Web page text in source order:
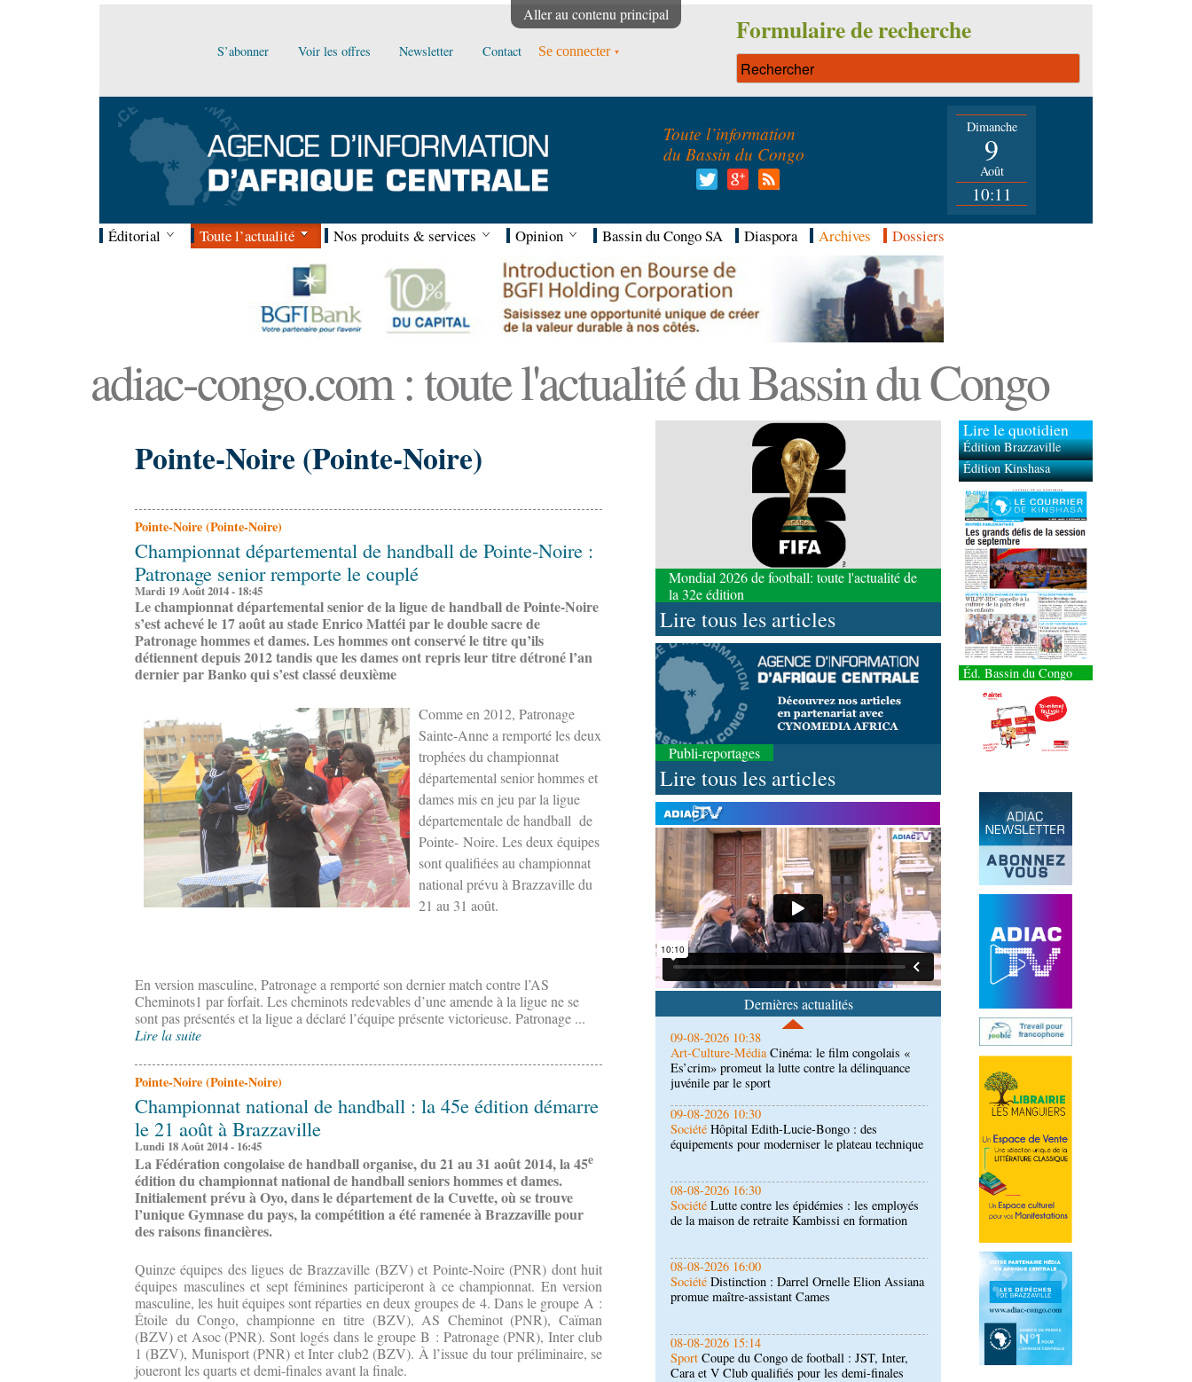
Aller au contenu principal
S’abonner Voir les offres Newsletter Contact Se connecter
Formulaire de recherche
Toute l’information
du Bassin du Congo
Dimanche
9
Août
10:11
Éditorial Toute l’actualité Nos produits & services Opinion Bassin du Congo SA Diaspora Archives Dossiers
adiac-congo.com : toute l'actualité du Bassin du Congo
Pointe-Noire (Pointe-Noire)
Pointe-Noire (Pointe-Noire)
Championnat départemental de handball de Pointe-Noire :
Patronage senior remporte le couplé
Mardi 19 Août 2014 - 18:45
Le championnat départemental senior de la ligue de handball de Pointe-Noire
s’est achevé le 17 août au stade Enrico Mattéi par le double sacre de
Patronage hommes et dames. Les hommes ont conservé le titre qu’ils
détiennent depuis 2012 tandis que les dames ont repris leur titre détroné l’an
dernier par Banko qui s’est classé deuxième
Comme en 2012, Patronage
Sainte-Anne a remporté les deux
trophées du championnat
départemental senior hommes et
dames mis en jeu par la ligue
départementale de handball de
Pointe- Noire. Les deux équipes
sont qualifiées au championnat
national prévu à Brazzaville du
21 au 31 août.
En version masculine, Patronage a remporté son dernier match contre l’AS
Cheminots1 par forfait. Les cheminots redevables d’une amende à la ligue ne se
sont pas présentés et la ligue a déclaré l’équipe présente victorieuse. Patronage ...
Lire la suite
Pointe-Noire (Pointe-Noire)
Championnat national de handball : la 45e édition démarre
le 21 août à Brazzaville
Lundi 18 Août 2014 - 16:45
La Fédération congolaise de handball organise, du 21 au 31 août 2014, la 45e
édition du championnat national de handball seniors hommes et dames.
Initialement prévu à Oyo, dans le département de la Cuvette, où se trouve
l’unique Gymnase du pays, la compétition a été ramenée à Brazzaville pour
des raisons financières.
Quinze équipes des ligues de Brazzaville (BZV) et Pointe-Noire (PNR) dont huit
équipes masculines et sept féminines participeront à ce championnat. En version
masculine, les huit équipes sont réparties en deux groupes de 4. Dans le groupe A :
Étoile du Congo, championne en titre (BZV), AS Cheminot (PNR), Caïman
(BZV) et Asoc (PNR). Sont logés dans le groupe B : Patronage (PNR), Inter club
1 (BZV), Munisport (PNR) et Inter club2 (BZV). À l’issue du tour préliminaire, se
joueront les quarts et demi-finales avant la finale.
Mondial 2026 de football: toute l'actualité de
la 32e édition
Lire tous les articles
Publi-reportages
Lire tous les articles
Dernières actualités
09-08-2026 10:53
Afrique-MondeAutonomisation des femmes : une
soirée de gala organisée en Angola en faveur de
l’Opdad
09-08-2026 10:38
Es’crim» promeut la lutte contre la délinquance
juvénile par le sport
09-08-2026 10:30
SociétéHôpital Edith-Lucie-Bongo : des
équipements pour moderniser le plateau technique
08-08-2026 16:30
Société Lutte contre les épidémies : les employés
de la maison de retraite Kambissi en formation
08-08-2026 16:00
Société Distinction : Darrel Ornelle Elion Assiana
promue maître-assistant Cames
08-08-2026 15:14
SportCoupe du Congo de football : JST, Inter,
Cara et V Club qualifiés pour les demi-finales
08-08-2026 15:00
SociétéSanté publique : Ollombo réceptionne son
hôpital de référence
Lire le quotidien
Édition Brazzaville
Édition Kinshasa
Éd. Bassin du Congo